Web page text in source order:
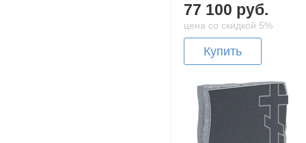
77 100 руб.
цена со скидкой 5%
Купить